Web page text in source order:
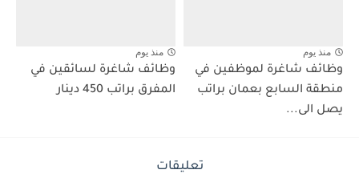
منذ يوم
وظائف شاغرة لموظفين في
منطقة السابع بعمان براتب
يصل الى...
منذ يوم
وظائف شاغرة لسائقين في
المفرق براتب 450 دينار
تعليقات